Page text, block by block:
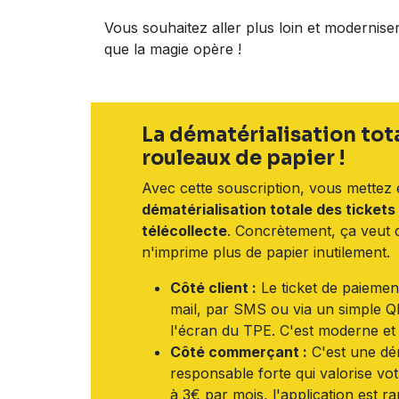
Vous souhaitez aller plus loin et
que la magie opère !
La dématérialisation
rouleaux de papier !
Avec cette souscription, vous mettez
dématérialisation totale des tickets
télécollecte. Concrètement, ça veut
n'imprime plus de papier inutilement.
Côté client : Le ticket de
mail, par SMS ou via un simple
l'écran du TPE. C'est moderne
Côté commerçant : C'est une
responsable forte qui valorise
à 3€ par mois, l'application est